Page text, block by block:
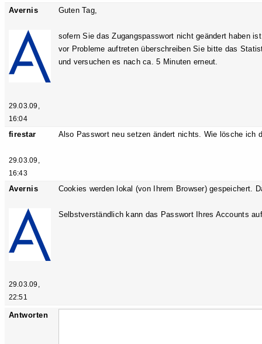
Avernis
29.03.09,
16:04
Guten Tag,
sofern Sie das Zugangspasswort nicht geändert haben
vor Probleme auftreten überschreiben Sie bitte das
und versuchen es nach ca. 5 Minuten erneut.
firestar
29.03.09,
16:43
Also Passwort neu setzen ändert nichts. Wie lösche ich
Avernis
29.03.09,
22:51
Cookies werden lokal (von Ihrem Browser) gespeichert.
Selbstverständlich kann das Passwort Ihres Accounts
Antworten